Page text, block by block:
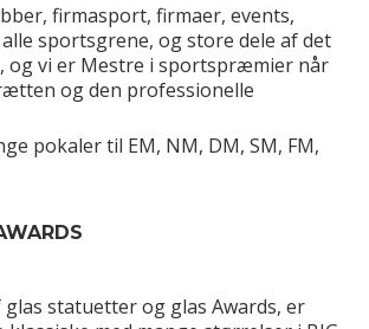
firmasport, firmaer, events,
sportsgrene, og store dele af det
og vi er Mestre i sportspræmier når
og den professionelle
pokaler til EM, NM, DM, SM, FM,
glas statuetter og glas Awards, er